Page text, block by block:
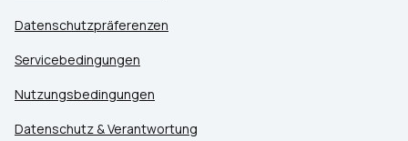
Datenschutzpräferenzen
Servicebedingungen
Nutzungsbedingungen
Datenschutz & Verantwortung